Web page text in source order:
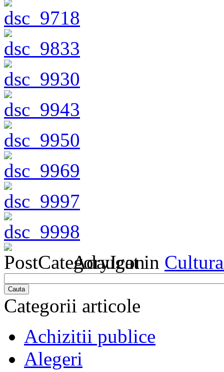
Adaugat in
Cauta
Categorii articole
Achizitii publice
Alegeri